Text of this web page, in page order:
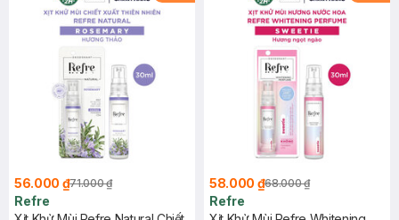
56.000 ₫71.000 ₫
Refre
58.000 ₫68.000 ₫
Refre